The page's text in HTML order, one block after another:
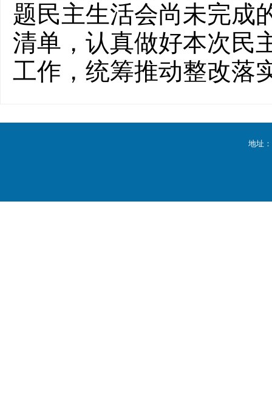
题民主生活会尚未完成
清单，认真做好本次民
工作，统筹推动整改落
地址